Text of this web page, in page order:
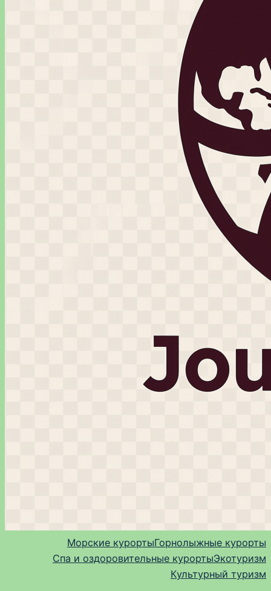
Морские курортыГорнолыжные курорты
Спа и оздоровительные курортыЭкотуризм
Культурный туризм